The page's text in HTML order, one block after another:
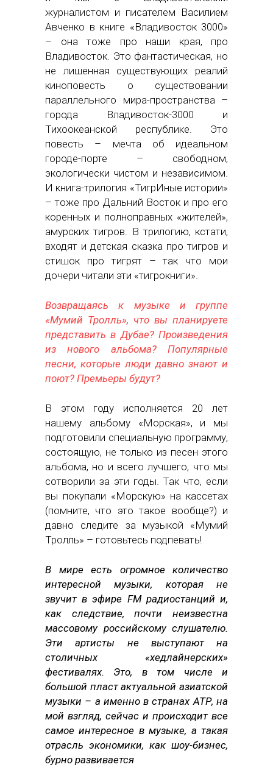
журналистом и писателем Василием
Авченко в книге «Владивосток 3000»
– она тоже про наши края, про
Владивосток. Это фантастическая, но
не лишенная существующих реалий
киноповесть о существовании
параллельного мира-пространства –
города Владивосток-3000 и
Тихоокеанской республике. Это
повесть – мечта об идеальном
городе-порте – свободном,
экологически чистом и независимом.
И книга-трилогия «ТигрИные истории»
– тоже про Дальний Восток и про его
коренных и полноправных «жителей»,
амурских тигров. В трилогию, кстати,
входят и детская сказка про тигров и
стишок про тигрят – так что мои
дочери читали эти «тигрокниги».
Возвращаясь к музыке и группе
«Мумий Тролль», что вы планируете
представить в Дубае? Произведения
из нового альбома? Популярные
песни, которые люди давно знают и
поют? Премьеры будут?
В этом году исполняется 20 лет
нашему альбому «Морская», и мы
подготовили специальную программу,
состоящую, не только из песен этого
альбома, но и всего лучшего, что мы
сотворили за эти годы. Так что, если
вы покупали «Морскую» на кассетах
(помните, что это такое вообще?) и
давно следите за музыкой «Мумий
Тролль» – готовьтесь подпевать!
В мире есть огромное количество
интересной музыки, которая не
звучит в эфире FM радиостанций и,
как следствие, почти неизвестна
массовому российскому слушателю.
Эти артисты не выступают на
столичных «хедлайнерских»
фестивалях. Это, в том числе и
большой пласт актуальной азиатской
музыки – а именно в странах АТР, на
мой взгляд, сейчас и происходит все
самое интересное в музыке, а такая
отрасль экономики, как шоу-бизнес,
бурно развивается